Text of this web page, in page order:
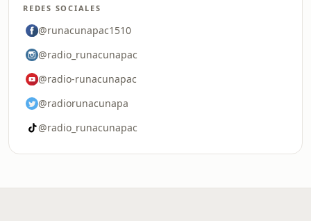
REDES SOCIALES
@runacunapac1510
@radio_runacunapac
@radio-runacunapac
@radiorunacunapa
@radio_runacunapac